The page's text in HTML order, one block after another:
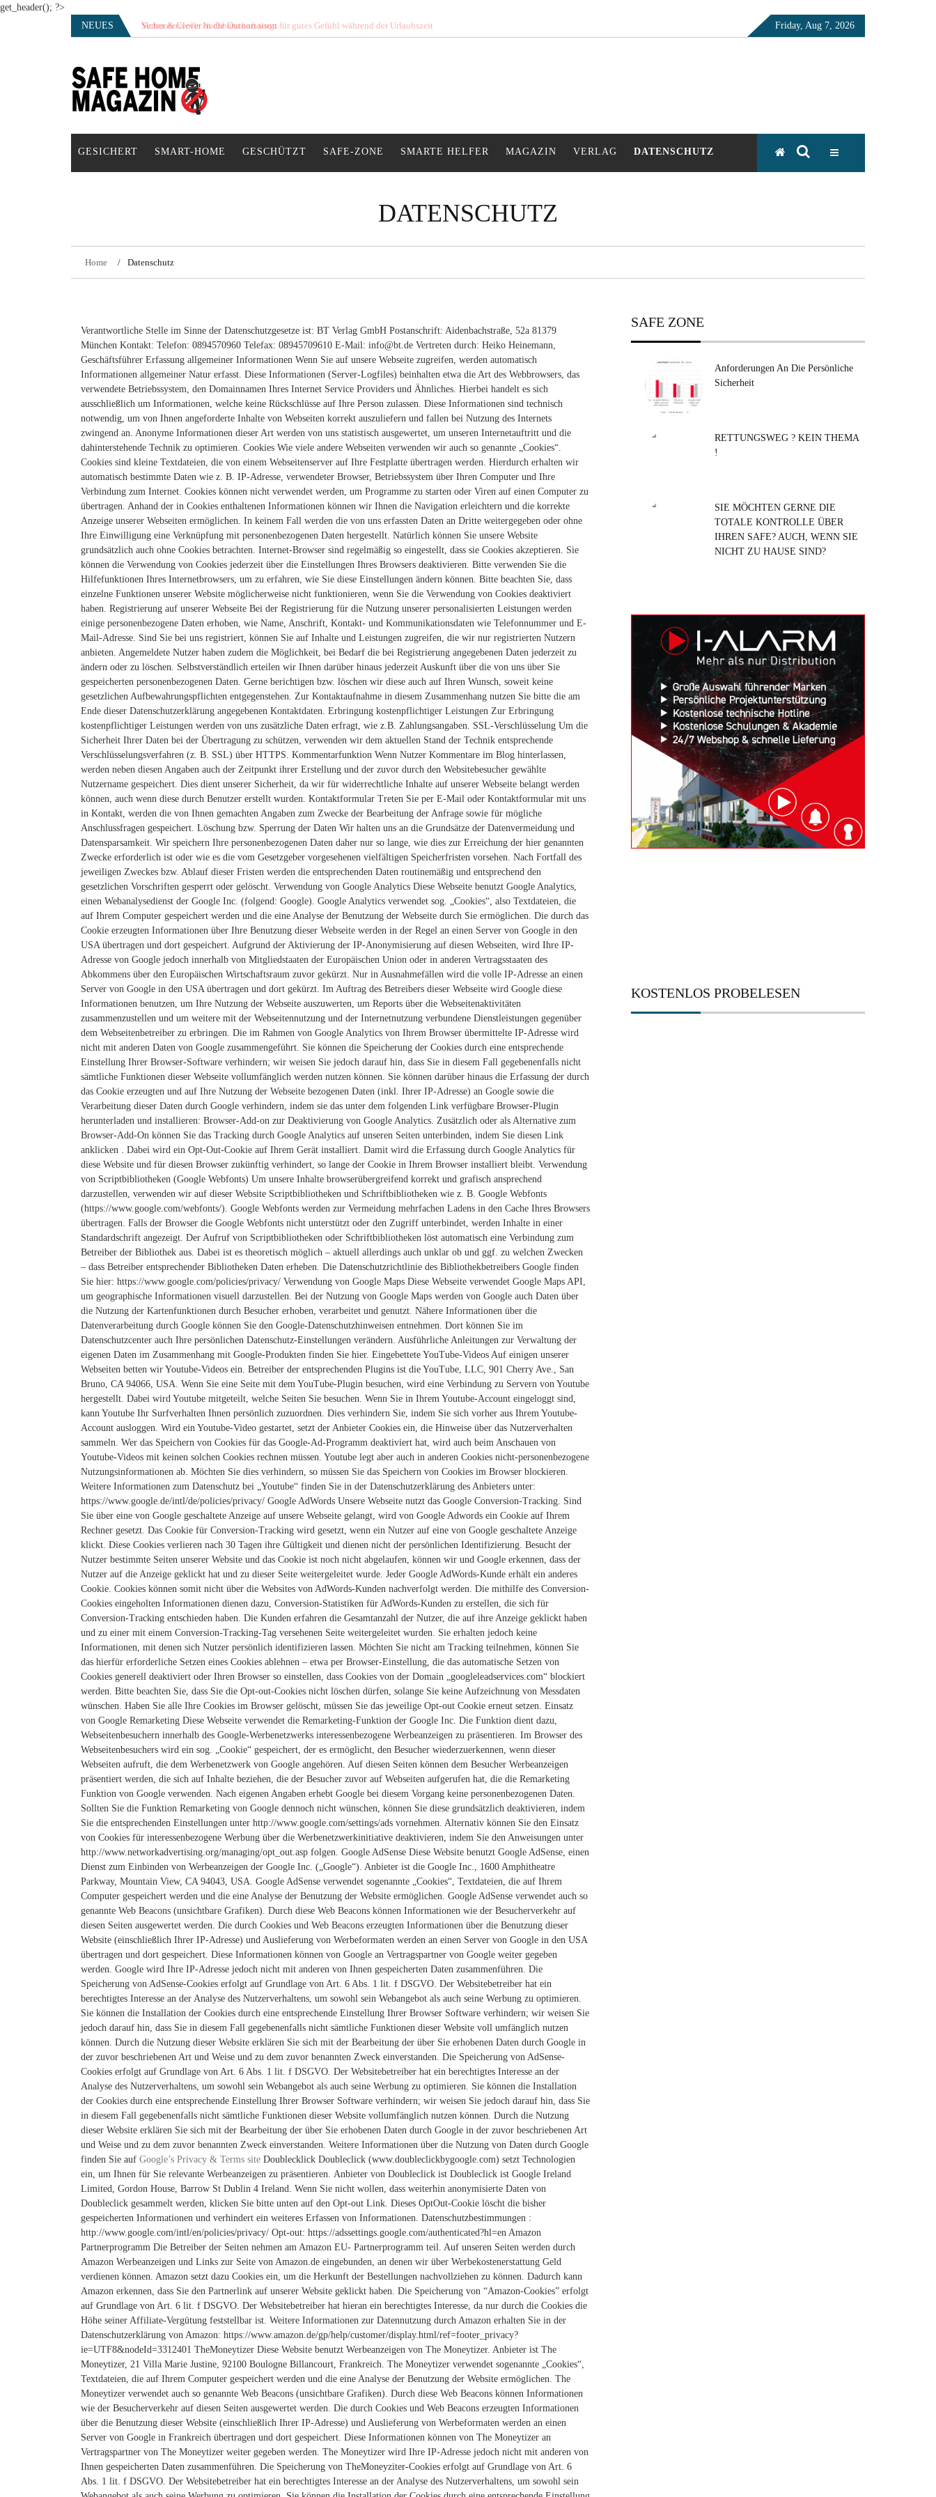
get_header(); ?>
NEUES Vertrauensvolle Nachbarschaft sorgt für gutes Gefühl während der Urlaubszeit Friday, Aug 7, 2026
SAFE HOME Magazin
Sicherlich sicher ich
GESICHERT SMART-HOME GESCHÜTZT SAFE-ZONE SMARTE HELFER MAGAZIN VERLAG DATENSCHUTZ
Suchen
DATENSCHUTZ
Home Datenschutz
Verantwortliche Stelle im Sinne der Datenschutzgesetze ist: BT Verlag GmbH Postanschrift: Aidenbachstraße, 52a 81379
München Kontakt: Telefon: 0894570960 Telefax: 08945709610 E-Mail: info@bt.de Vertreten durch: Heiko Heinemann,
Geschäftsführer Erfassung allgemeiner Informationen Wenn Sie auf unsere Webseite zugreifen, werden automatisch
Informationen allgemeiner Natur erfasst. Diese Informationen (Server-Logfiles) beinhalten etwa die Art des Webbrowsers, das
verwendete Betriebssystem, den Domainnamen Ihres Internet Service Providers und Ähnliches. Hierbei handelt es sich
ausschließlich um Informationen, welche keine Rückschlüsse auf Ihre Person zulassen. Diese Informationen sind technisch
notwendig, um von Ihnen angeforderte Inhalte von Webseiten korrekt auszuliefern und fallen bei Nutzung des Internets
zwingend an. Anonyme Informationen dieser Art werden von uns statistisch ausgewertet, um unseren Internetauftritt und die
dahinterstehende Technik zu optimieren. Cookies Wie viele andere Webseiten verwenden wir auch so genannte „Cookies“.
Cookies sind kleine Textdateien, die von einem Webseitenserver auf Ihre Festplatte übertragen werden. Hierdurch erhalten wir
automatisch bestimmte Daten wie z. B. IP-Adresse, verwendeter Browser, Betriebssystem über Ihren Computer und Ihre
Verbindung zum Internet. Cookies können nicht verwendet werden, um Programme zu starten oder Viren auf einen Computer zu
übertragen. Anhand der in Cookies enthaltenen Informationen können wir Ihnen die Navigation erleichtern und die korrekte
Anzeige unserer Webseiten ermöglichen. In keinem Fall werden die von uns erfassten Daten an Dritte weitergegeben oder ohne
Ihre Einwilligung eine Verknüpfung mit personenbezogenen Daten hergestellt. Natürlich können Sie unsere Website
grundsätzlich auch ohne Cookies betrachten. Internet-Browser sind regelmäßig so eingestellt, dass sie Cookies akzeptieren. Sie
können die Verwendung von Cookies jederzeit über die Einstellungen Ihres Browsers deaktivieren. Bitte verwenden Sie die
Hilfefunktionen Ihres Internetbrowsers, um zu erfahren, wie Sie diese Einstellungen ändern können. Bitte beachten Sie, dass
einzelne Funktionen unserer Website möglicherweise nicht funktionieren, wenn Sie die Verwendung von Cookies deaktiviert
haben. Registrierung auf unserer Webseite Bei der Registrierung für die Nutzung unserer personalisierten Leistungen werden
einige personenbezogene Daten erhoben, wie Name, Anschrift, Kontakt- und Kommunikationsdaten wie Telefonnummer und E-
Mail-Adresse. Sind Sie bei uns registriert, können Sie auf Inhalte und Leistungen zugreifen, die wir nur registrierten Nutzern
anbieten. Angemeldete Nutzer haben zudem die Möglichkeit, bei Bedarf die bei Registrierung angegebenen Daten jederzeit zu
ändern oder zu löschen. Selbstverständlich erteilen wir Ihnen darüber hinaus jederzeit Auskunft über die von uns über Sie
gespeicherten personenbezogenen Daten. Gerne berichtigen bzw. löschen wir diese auch auf Ihren Wunsch, soweit keine
gesetzlichen Aufbewahrungspflichten entgegenstehen. Zur Kontaktaufnahme in diesem Zusammenhang nutzen Sie bitte die am
Ende dieser Datenschutzerklärung angegebenen Kontaktdaten. Erbringung kostenpflichtiger Leistungen Zur Erbringung
kostenpflichtiger Leistungen werden von uns zusätzliche Daten erfragt, wie z.B. Zahlungsangaben. SSL-Verschlüsselung Um die
Sicherheit Ihrer Daten bei der Übertragung zu schützen, verwenden wir dem aktuellen Stand der Technik entsprechende
Verschlüsselungsverfahren (z. B. SSL) über HTTPS. Kommentarfunktion Wenn Nutzer Kommentare im Blog hinterlassen,
werden neben diesen Angaben auch der Zeitpunkt ihrer Erstellung und der zuvor durch den Websitebesucher gewählte
Nutzername gespeichert. Dies dient unserer Sicherheit, da wir für widerrechtliche Inhalte auf unserer Webseite belangt werden
können, auch wenn diese durch Benutzer erstellt wurden. Kontaktformular Treten Sie per E-Mail oder Kontaktformular mit uns
in Kontakt, werden die von Ihnen gemachten Angaben zum Zwecke der Bearbeitung der Anfrage sowie für mögliche
Anschlussfragen gespeichert. Löschung bzw. Sperrung der Daten Wir halten uns an die Grundsätze der Datenvermeidung und
Datensparsamkeit. Wir speichern Ihre personenbezogenen Daten daher nur so lange, wie dies zur Erreichung der hier genannten
Zwecke erforderlich ist oder wie es die vom Gesetzgeber vorgesehenen vielfältigen Speicherfristen vorsehen. Nach Fortfall des
jeweiligen Zweckes bzw. Ablauf dieser Fristen werden die entsprechenden Daten routinemäßig und entsprechend den
gesetzlichen Vorschriften gesperrt oder gelöscht. Verwendung von Google Analytics Diese Webseite benutzt Google Analytics,
einen Webanalysedienst der Google Inc. (folgend: Google). Google Analytics verwendet sog. „Cookies“, also Textdateien, die
auf Ihrem Computer gespeichert werden und die eine Analyse der Benutzung der Webseite durch Sie ermöglichen. Die durch das
Cookie erzeugten Informationen über Ihre Benutzung dieser Webseite werden in der Regel an einen Server von Google in den
USA übertragen und dort gespeichert. Aufgrund der Aktivierung der IP-Anonymisierung auf diesen Webseiten, wird Ihre IP-
Adresse von Google jedoch innerhalb von Mitgliedstaaten der Europäischen Union oder in anderen Vertragsstaaten des
Abkommens über den Europäischen Wirtschaftsraum zuvor gekürzt. Nur in Ausnahmefällen wird die volle IP-Adresse an einen
Server von Google in den USA übertragen und dort gekürzt. Im Auftrag des Betreibers dieser Webseite wird Google diese
Informationen benutzen, um Ihre Nutzung der Webseite auszuwerten, um Reports über die Webseitenaktivitäten
zusammenzustellen und um weitere mit der Webseitennutzung und der Internetnutzung verbundene Dienstleistungen gegenüber
dem Webseitenbetreiber zu erbringen. Die im Rahmen von Google Analytics von Ihrem Browser übermittelte IP-Adresse wird
nicht mit anderen Daten von Google zusammengeführt. Sie können die Speicherung der Cookies durch eine entsprechende
Einstellung Ihrer Browser-Software verhindern; wir weisen Sie jedoch darauf hin, dass Sie in diesem Fall gegebenenfalls nicht
sämtliche Funktionen dieser Webseite vollumfänglich werden nutzen können. Sie können darüber hinaus die Erfassung der durch
das Cookie erzeugten und auf Ihre Nutzung der Webseite bezogenen Daten (inkl. Ihrer IP-Adresse) an Google sowie die
Verarbeitung dieser Daten durch Google verhindern, indem sie das unter dem folgenden Link verfügbare Browser-Plugin
herunterladen und installieren: Browser-Add-on zur Deaktivierung von Google Analytics. Zusätzlich oder als Alternative zum
Browser-Add-On können Sie das Tracking durch Google Analytics auf unseren Seiten unterbinden, indem Sie diesen Link
anklicken . Dabei wird ein Opt-Out-Cookie auf Ihrem Gerät installiert. Damit wird die Erfassung durch Google Analytics für
diese Website und für diesen Browser zukünftig verhindert, so lange der Cookie in Ihrem Browser installiert bleibt. Verwendung
von Scriptbibliotheken (Google Webfonts) Um unsere Inhalte browserübergreifend korrekt und grafisch ansprechend
darzustellen, verwenden wir auf dieser Website Scriptbibliotheken und Schriftbibliotheken wie z. B. Google Webfonts
(https://www.google.com/webfonts/). Google Webfonts werden zur Vermeidung mehrfachen Ladens in den Cache Ihres Browsers
übertragen. Falls der Browser die Google Webfonts nicht unterstützt oder den Zugriff unterbindet, werden Inhalte in einer
Standardschrift angezeigt. Der Aufruf von Scriptbibliotheken oder Schriftbibliotheken löst automatisch eine Verbindung zum
Betreiber der Bibliothek aus. Dabei ist es theoretisch möglich – aktuell allerdings auch unklar ob und ggf. zu welchen Zwecken
– dass Betreiber entsprechender Bibliotheken Daten erheben. Die Datenschutzrichtlinie des Bibliothekbetreibers Google finden
Sie hier: https://www.google.com/policies/privacy/ Verwendung von Google Maps Diese Webseite verwendet Google Maps API,
um geographische Informationen visuell darzustellen. Bei der Nutzung von Google Maps werden von Google auch Daten über
die Nutzung der Kartenfunktionen durch Besucher erhoben, verarbeitet und genutzt. Nähere Informationen über die
Datenverarbeitung durch Google können Sie den Google-Datenschutzhinweisen entnehmen. Dort können Sie im
Datenschutzcenter auch Ihre persönlichen Datenschutz-Einstellungen verändern. Ausführliche Anleitungen zur Verwaltung der
eigenen Daten im Zusammenhang mit Google-Produkten finden Sie hier. Eingebettete YouTube-Videos Auf einigen unserer
Webseiten betten wir Youtube-Videos ein. Betreiber der entsprechenden Plugins ist die YouTube, LLC, 901 Cherry Ave., San
Bruno, CA 94066, USA. Wenn Sie eine Seite mit dem YouTube-Plugin besuchen, wird eine Verbindung zu Servern von Youtube
hergestellt. Dabei wird Youtube mitgeteilt, welche Seiten Sie besuchen. Wenn Sie in Ihrem Youtube-Account eingeloggt sind,
kann Youtube Ihr Surfverhalten Ihnen persönlich zuzuordnen. Dies verhindern Sie, indem Sie sich vorher aus Ihrem Youtube-
Account ausloggen. Wird ein Youtube-Video gestartet, setzt der Anbieter Cookies ein, die Hinweise über das Nutzerverhalten
sammeln. Wer das Speichern von Cookies für das Google-Ad-Programm deaktiviert hat, wird auch beim Anschauen von
Youtube-Videos mit keinen solchen Cookies rechnen müssen. Youtube legt aber auch in anderen Cookies nicht-personenbezogene
Nutzungsinformationen ab. Möchten Sie dies verhindern, so müssen Sie das Speichern von Cookies im Browser blockieren.
Weitere Informationen zum Datenschutz bei „Youtube“ finden Sie in der Datenschutzerklärung des Anbieters unter:
https://www.google.de/intl/de/policies/privacy/ Google AdWords Unsere Webseite nutzt das Google Conversion-Tracking. Sind
Sie über eine von Google geschaltete Anzeige auf unsere Webseite gelangt, wird von Google Adwords ein Cookie auf Ihrem
Rechner gesetzt. Das Cookie für Conversion-Tracking wird gesetzt, wenn ein Nutzer auf eine von Google geschaltete Anzeige
klickt. Diese Cookies verlieren nach 30 Tagen ihre Gültigkeit und dienen nicht der persönlichen Identifizierung. Besucht der
Nutzer bestimmte Seiten unserer Website und das Cookie ist noch nicht abgelaufen, können wir und Google erkennen, dass der
Nutzer auf die Anzeige geklickt hat und zu dieser Seite weitergeleitet wurde. Jeder Google AdWords-Kunde erhält ein anderes
Cookie. Cookies können somit nicht über die Websites von AdWords-Kunden nachverfolgt werden. Die mithilfe des Conversion-
Cookies eingeholten Informationen dienen dazu, Conversion-Statistiken für AdWords-Kunden zu erstellen, die sich für
Conversion-Tracking entschieden haben. Die Kunden erfahren die Gesamtanzahl der Nutzer, die auf ihre Anzeige geklickt haben
und zu einer mit einem Conversion-Tracking-Tag versehenen Seite weitergeleitet wurden. Sie erhalten jedoch keine
Informationen, mit denen sich Nutzer persönlich identifizieren lassen. Möchten Sie nicht am Tracking teilnehmen, können Sie
das hierfür erforderliche Setzen eines Cookies ablehnen – etwa per Browser-Einstellung, die das automatische Setzen von
Cookies generell deaktiviert oder Ihren Browser so einstellen, dass Cookies von der Domain „googleleadservices.com“ blockiert
werden. Bitte beachten Sie, dass Sie die Opt-out-Cookies nicht löschen dürfen, solange Sie keine Aufzeichnung von Messdaten
wünschen. Haben Sie alle Ihre Cookies im Browser gelöscht, müssen Sie das jeweilige Opt-out Cookie erneut setzen. Einsatz
von Google Remarketing Diese Webseite verwendet die Remarketing-Funktion der Google Inc. Die Funktion dient dazu,
Webseitenbesuchern innerhalb des Google-Werbenetzwerks interessenbezogene Werbeanzeigen zu präsentieren. Im Browser des
Webseitenbesuchers wird ein sog. „Cookie“ gespeichert, der es ermöglicht, den Besucher wiederzuerkennen, wenn dieser
Webseiten aufruft, die dem Werbenetzwerk von Google angehören. Auf diesen Seiten können dem Besucher Werbeanzeigen
präsentiert werden, die sich auf Inhalte beziehen, die der Besucher zuvor auf Webseiten aufgerufen hat, die die Remarketing
Funktion von Google verwenden. Nach eigenen Angaben erhebt Google bei diesem Vorgang keine personenbezogenen Daten.
Sollten Sie die Funktion Remarketing von Google dennoch nicht wünschen, können Sie diese grundsätzlich deaktivieren, indem
Sie die entsprechenden Einstellungen unter http://www.google.com/settings/ads vornehmen. Alternativ können Sie den Einsatz
von Cookies für interessenbezogene Werbung über die Werbenetzwerkinitiative deaktivieren, indem Sie den Anweisungen unter
http://www.networkadvertising.org/managing/opt_out.asp folgen. Google AdSense Diese Website benutzt Google AdSense, einen
Dienst zum Einbinden von Werbeanzeigen der Google Inc. („Google“). Anbieter ist die Google Inc., 1600 Amphitheatre
Parkway, Mountain View, CA 94043, USA. Google AdSense verwendet sogenannte „Cookies“, Textdateien, die auf Ihrem
Computer gespeichert werden und die eine Analyse der Benutzung der Website ermöglichen. Google AdSense verwendet auch so
genannte Web Beacons (unsichtbare Grafiken). Durch diese Web Beacons können Informationen wie der Besucherverkehr auf
diesen Seiten ausgewertet werden. Die durch Cookies und Web Beacons erzeugten Informationen über die Benutzung dieser
Website (einschließlich Ihrer IP-Adresse) und Auslieferung von Werbeformaten werden an einen Server von Google in den USA
übertragen und dort gespeichert. Diese Informationen können von Google an Vertragspartner von Google weiter gegeben
werden. Google wird Ihre IP-Adresse jedoch nicht mit anderen von Ihnen gespeicherten Daten zusammenführen. Die
Speicherung von AdSense-Cookies erfolgt auf Grundlage von Art. 6 Abs. 1 lit. f DSGVO. Der Websitebetreiber hat ein
berechtigtes Interesse an der Analyse des Nutzerverhaltens, um sowohl sein Webangebot als auch seine Werbung zu optimieren.
Sie können die Installation der Cookies durch eine entsprechende Einstellung Ihrer Browser Software verhindern; wir weisen Sie
jedoch darauf hin, dass Sie in diesem Fall gegebenenfalls nicht sämtliche Funktionen dieser Website voll umfänglich nutzen
können. Durch die Nutzung dieser Website erklären Sie sich mit der Bearbeitung der über Sie erhobenen Daten durch Google in
der zuvor beschriebenen Art und Weise und zu dem zuvor benannten Zweck einverstanden. Die Speicherung von AdSense-
Cookies erfolgt auf Grundlage von Art. 6 Abs. 1 lit. f DSGVO. Der Websitebetreiber hat ein berechtigtes Interesse an der
Analyse des Nutzerverhaltens, um sowohl sein Webangebot als auch seine Werbung zu optimieren. Sie können die Installation
der Cookies durch eine entsprechende Einstellung Ihrer Browser Software verhindern; wir weisen Sie jedoch darauf hin, dass Sie
in diesem Fall gegebenenfalls nicht sämtliche Funktionen dieser Website vollumfänglich nutzen können. Durch die Nutzung
dieser Website erklären Sie sich mit der Bearbeitung der über Sie erhobenen Daten durch Google in der zuvor beschriebenen Art
und Weise und zu dem zuvor benannten Zweck einverstanden. Weitere Informationen über die Nutzung von Daten durch Google
finden Sie auf Google’s Privacy & Terms site Doublecklick Doubleclick (www.doubleclickbygoogle.com) setzt Technologien
ein, um Ihnen für Sie relevante Werbeanzeigen zu präsentieren. Anbieter von Doubleclick ist Doubleclick ist Google Ireland
Limited, Gordon House, Barrow St Dublin 4 Ireland. Wenn Sie nicht wollen, dass weiterhin anonymisierte Daten von
Doubleclick gesammelt werden, klicken Sie bitte unten auf den Opt-out Link. Dieses OptOut-Cookie löscht die bisher
gespeicherten Informationen und verhindert ein weiteres Erfassen von Informationen. Datenschutzbestimmungen :
http://www.google.com/intl/en/policies/privacy/ Opt-out: https://adssettings.google.com/authenticated?hl=en Amazon
Partnerprogramm Die Betreiber der Seiten nehmen am Amazon EU- Partnerprogramm teil. Auf unseren Seiten werden durch
Amazon Werbeanzeigen und Links zur Seite von Amazon.de eingebunden, an denen wir über Werbekostenerstattung Geld
verdienen können. Amazon setzt dazu Cookies ein, um die Herkunft der Bestellungen nachvollziehen zu können. Dadurch kann
Amazon erkennen, dass Sie den Partnerlink auf unserer Website geklickt haben. Die Speicherung von “Amazon-Cookies” erfolgt
auf Grundlage von Art. 6 lit. f DSGVO. Der Websitebetreiber hat hieran ein berechtigtes Interesse, da nur durch die Cookies die
Höhe seiner Affiliate-Vergütung feststellbar ist. Weitere Informationen zur Datennutzung durch Amazon erhalten Sie in der
Datenschutzerklärung von Amazon: https://www.amazon.de/gp/help/customer/display.html/ref=footer_privacy?
ie=UTF8&nodeId=3312401 TheMoneytizer Diese Website benutzt Werbeanzeigen von The Moneytizer. Anbieter ist The
Moneytizer, 21 Villa Marie Justine, 92100 Boulogne Billancourt, Frankreich. The Moneytizer verwendet sogenannte „Cookies“,
Textdateien, die auf Ihrem Computer gespeichert werden und die eine Analyse der Benutzung der Website ermöglichen. The
Moneytizer verwendet auch so genannte Web Beacons (unsichtbare Grafiken). Durch diese Web Beacons können Informationen
wie der Besucherverkehr auf diesen Seiten ausgewertet werden. Die durch Cookies und Web Beacons erzeugten Informationen
über die Benutzung dieser Website (einschließlich Ihrer IP-Adresse) und Auslieferung von Werbeformaten werden an einen
Server von Google in Frankreich übertragen und dort gespeichert. Diese Informationen können von The Moneytizer an
Vertragspartner von The Moneytizer weiter gegeben werden. The Moneytizer wird Ihre IP-Adresse jedoch nicht mit anderen von
Ihnen gespeicherten Daten zusammenführen. Die Speicherung von TheMoneyziter-Cookies erfolgt auf Grundlage von Art. 6
Abs. 1 lit. f DSGVO. Der Websitebetreiber hat ein berechtigtes Interesse an der Analyse des Nutzerverhaltens, um sowohl sein
SAFE ZONE
Anforderungen An Die Persönliche
Sicherheit
RETTUNGSWEG ? KEIN THEMA
!
SIE MÖCHTEN GERNE DIE
TOTALE KONTROLLE ÜBER
IHREN SAFE? AUCH, WENN SIE
NICHT ZU HAUSE SIND?
KOSTENLOS PROBELESEN